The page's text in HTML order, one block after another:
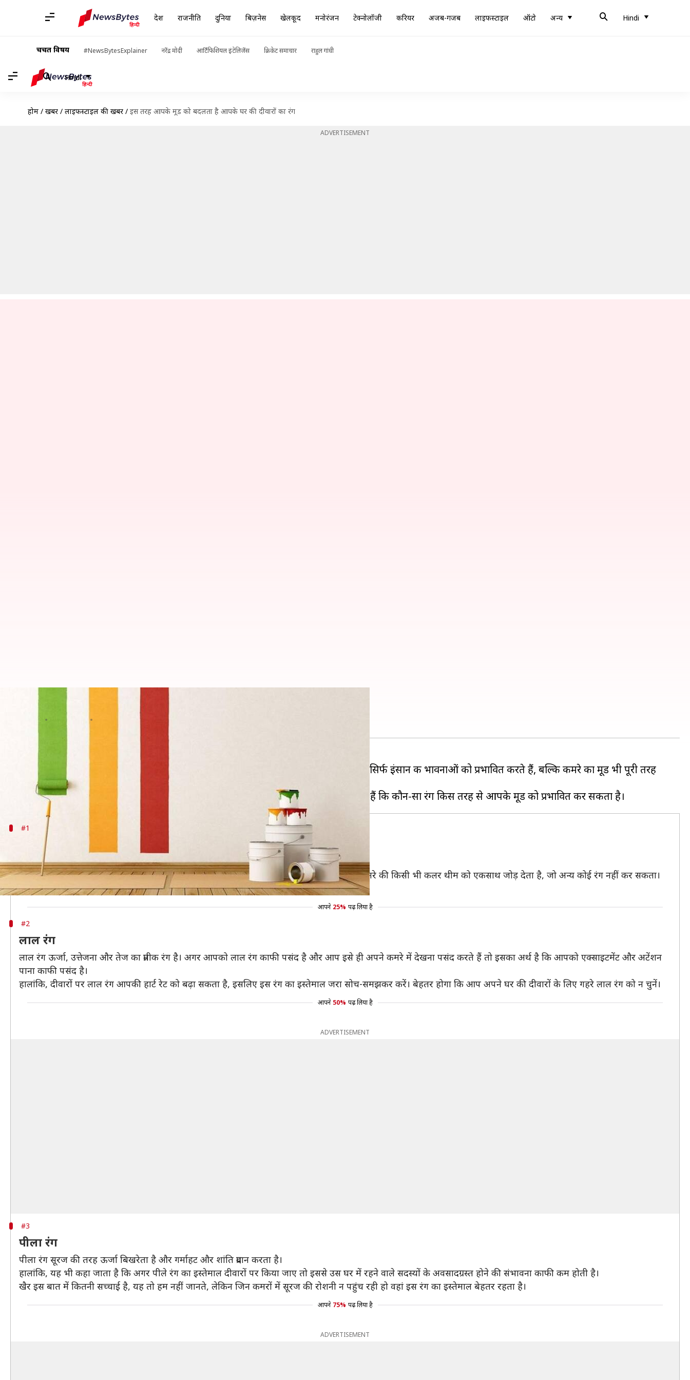
देश राजनीति दुनिया बिज़नेस खेलकूद मनोरंजन टेक्नोलॉजी करियर अजब-गजब लाइफस्टाइल ऑटो अन्य Hindi
चर्चित विषय #NewsBytesExplainer नरेंद्र मोदी आर्टिफिशियल इंटेलिजेंस क्रिकेट समाचार राहुल गांधी
Hindi
होम / खबरें / लाइफस्टाइल की खबरें / इस तरह आपके मूड को बदलता है आपके घर की दीवारों का रंग
ADVERTISEMENT
इस तरह आपके मूड को बदलता है आपके घर की दीवारों का रंग
क्या है खबर?
किसी भी घर की खूबसूरती को बढ़ाने में दो महत्वपूर्ण पहलू होते हैं रंग और रोशनी। यह दोनों पहलू न सिर्फ इंसान की भावनाओं को प्रभावित करते हैं, बल्कि कमरे का मूड भी पूरी तरह
बदलकर रख देते हैं।
#1
हरा रंग
अगर आप प्रकृति प्रेमी हैं तो शायद आप अपने घर की दीवारों को हरे रंग से रंगना पसंद करेंगे।
इस रंग की यह खासियत है कि यह वॉर्म के साथ कूल फीलिंग भी देता है। इसमें इतनी साम‌र्थ्य है कि यह कमरे की किसी भी कलर थीम को एकसाथ जोड़ देता है, जो अन्य कोई रंग नहीं कर सकता।
यहीं नहीं, यह रंग मन को सुकून और शांति भी प्रदान करता है।
आपने 25% पढ़ लिया है
#2
लाल रंग
लाल रंग ऊर्जा, उत्तेजना और तेज का प्रतीक रंग है। अगर आपको लाल रंग काफी पसंद है और आप इसे ही अपने कमरे में देखना पसंद करते हैं तो इसका अर्थ है कि आपको एक्साइटमेंट और अटेंशन
पाना काफी पसंद है।
हालांकि, दीवारों पर लाल रंग आपकी हार्ट रेट को बढ़ा सकता है, इसलिए इस रंग का इस्तेमाल जरा सोच-समझकर करें। बेहतर होगा कि आप अपने घर की दीवारों के लिए गहरे लाल रंग को न चुनें।
आपने 50% पढ़ लिया है
ADVERTISEMENT
#3
पीला रंग
पीला रंग सूरज की तरह ऊर्जा बिखरेता है और गर्माहट और शांति प्रदान करता है।
हालांकि, यह भी कहा जाता है कि अगर पीले रंग का इस्तेमाल दीवारों पर किया जाए तो इससे उस घर में रहने वाले सदस्यों के अवसादग्रस्त होने की संभावना काफी कम होती है।
खैर इस बात में कितनी सच्चाई है, यह तो हम नहीं जानते, लेकिन जिन कमरों में सूरज की रोशनी न पहुंच रही हो वहां इस रंग का इस्तेमाल बेहतर रहता है।
आपने 75% पढ़ लिया है
ADVERTISEMENT